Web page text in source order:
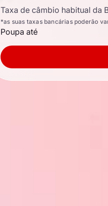
Taxa de câmbio habitual da
*as suas taxas bancárias poderão
Poupa até